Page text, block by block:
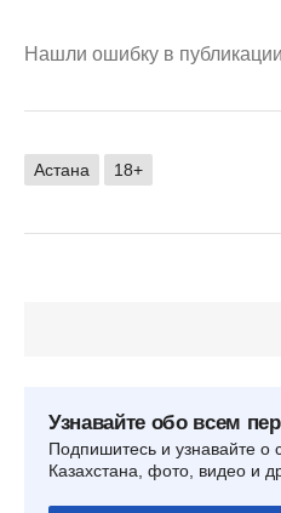
Нашли ошибку в
Астана 18+
Узнавайте обо всем
Подпишитесь и узнавайте о
Казахстана, фото, видео и